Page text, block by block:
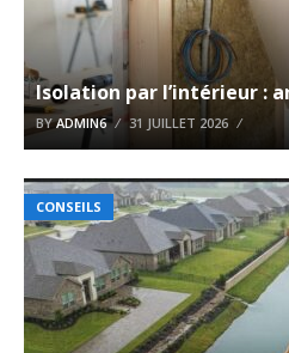
Isolation par l’intérieur :
BYADMIN6 31 JUILLET 2026
CONSEILS